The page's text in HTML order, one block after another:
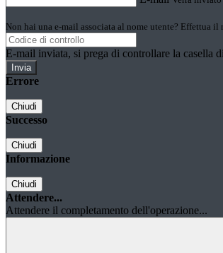
Non hai una e-mail associata al nome utente? Effettua il
E-mail inviata, si prega di controllare la casella
Errore
Chiudi
Successo
Chiudi
Informazione
Chiudi
Attendere...
Attendere il completamento dell'operazione...